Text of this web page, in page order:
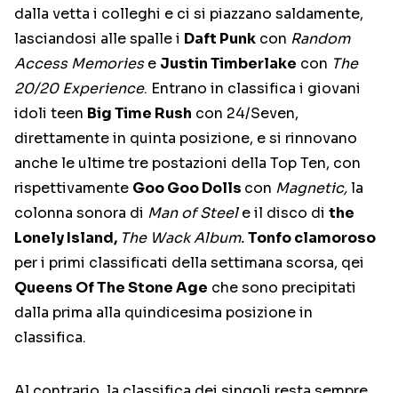
dalla vetta i colleghi e ci si piazzano saldamente,
lasciandosi alle spalle i Daft Punk con Random
Access Memoriese Justin Timberlake con The
20/20 Experience. Entrano in classifica i giovani
idoli teen Big Time Rush con 24/Seven,
direttamente in quinta posizione, e si rinnovano
anche le ultime tre postazioni della Top Ten, con
rispettivamente Goo Goo Dolls con Magnetic,la
colonna sonora di Man of Steele il disco di the
Lonely Island, The Wack Album.Tonfo clamoroso
per i primi classificati della settimana scorsa, qei
Queens Of The Stone Age che sono precipitati
dalla prima alla quindicesima posizione in
classifica.